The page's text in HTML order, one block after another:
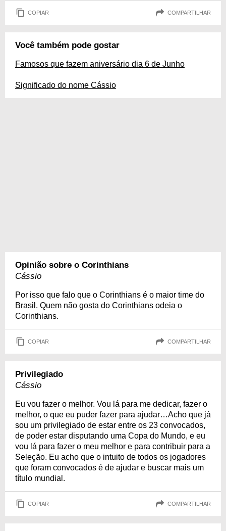
COPIAR COMPARTILHAR
Você também pode gostar
Famosos que fazem aniversário dia 6 de Junho
Significado do nome Cássio
Opinião sobre o Corinthians
Cássio
Por isso que falo que o Corinthians é o maior time do
Brasil. Quem não gosta do Corinthians odeia o
Corinthians.
COPIAR COMPARTILHAR
Privilegiado
Cássio
Eu vou fazer o melhor. Vou lá para me dedicar, fazer o
melhor, o que eu puder fazer para ajudar…Acho que já
sou um privilegiado de estar entre os 23 convocados,
de poder estar disputando uma Copa do Mundo, e eu
vou lá para fazer o meu melhor e para contribuir para a
Seleção. Eu acho que o intuito de todos os jogadores
que foram convocados é de ajudar e buscar mais um
título mundial.
COPIAR COMPARTILHAR